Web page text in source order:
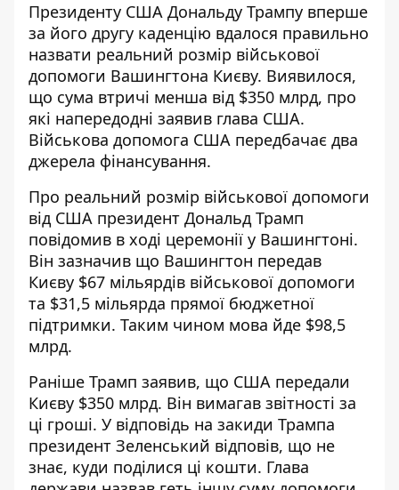
Президенту США Дональду Трампу вперше
за його другу каденцію вдалося правильно
назвати реальний розмір військової
допомоги Вашингтона Києву. Виявилося,
що сума втричі менша від $350 млрд, про
які напередодні заявив глава США.
Військова допомога США передбачає два
джерела фінансування.
Про реальний розмір військової допомоги
від США президент Дональд Трамп
повідомив в ході церемонії у Вашингтоні.
Він зазначив що Вашингтон передав
Києву $67 мільярдів військової допомоги
та $31,5 мільярда прямої бюджетної
підтримки. Таким чином мова йде $98,5
млрд.
Раніше Трамп заявив, що США передали
Києву $350 млрд. Він вимагав звітності за
ці гроші. У відповідь на закиди Трампа
президент Зеленський відповів, що не
знає, куди поділися ці кошти. Глава